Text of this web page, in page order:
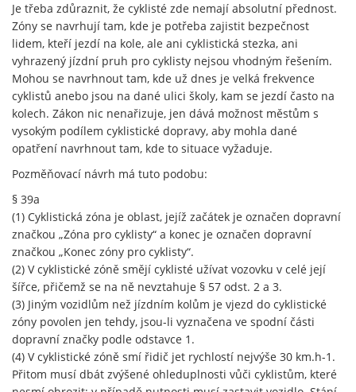
Je třeba zdůraznit, že cyklisté zde nemají absolutní přednost.
Zóny se navrhují tam, kde je potřeba zajistit bezpečnost
lidem, kteří jezdí na kole, ale ani cyklistická stezka, ani
vyhrazený jízdní pruh pro cyklisty nejsou vhodným řešením.
Mohou se navrhnout tam, kde už dnes je velká frekvence
cyklistů anebo jsou na dané ulici školy, kam se jezdí často na
kolech. Zákon nic nenařizuje, jen dává možnost městům s
vysokým podílem cyklistické dopravy, aby mohla dané
opatření navrhnout tam, kde to situace vyžaduje.
Pozměňovací návrh má tuto podobu:
§ 39a
(1) Cyklistická zóna je oblast, jejíž začátek je označen dopravní
značkou „Zóna pro cyklisty“ a konec je označen dopravní
značkou „Konec zóny pro cyklisty“.
(2) V cyklistické zóně smějí cyklisté užívat vozovku v celé její
šířce, přičemž se na ně nevztahuje § 57 odst. 2 a 3.
(3) Jiným vozidlům než jízdním kolům je vjezd do cyklistické
zóny povolen jen tehdy, jsou-li vyznačena ve spodní části
dopravní značky podle odstavce 1.
(4) V cyklistické zóně smí řidič jet rychlostí nejvýše 30 km.h-1.
Přitom musí dbát zvýšené ohleduplnosti vůči cyklistům, které